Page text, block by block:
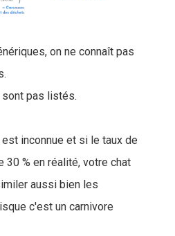
on ne connaît pas
pas listés.
inconnue et si le taux de
30 % en réalité, votre chat
aussi bien les
c'est un carnivore